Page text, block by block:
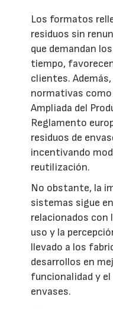
Los formatos
residuos sin
que demandan
tiempo,
clientes.
normativas como
Ampliada del
Reglamento
residuos de
incentivando
reutilización.
No obstante, la
sistemas sigue
relacionados con
uso y la
llevado a los
desarrollos en
funcionalidad y
envases.